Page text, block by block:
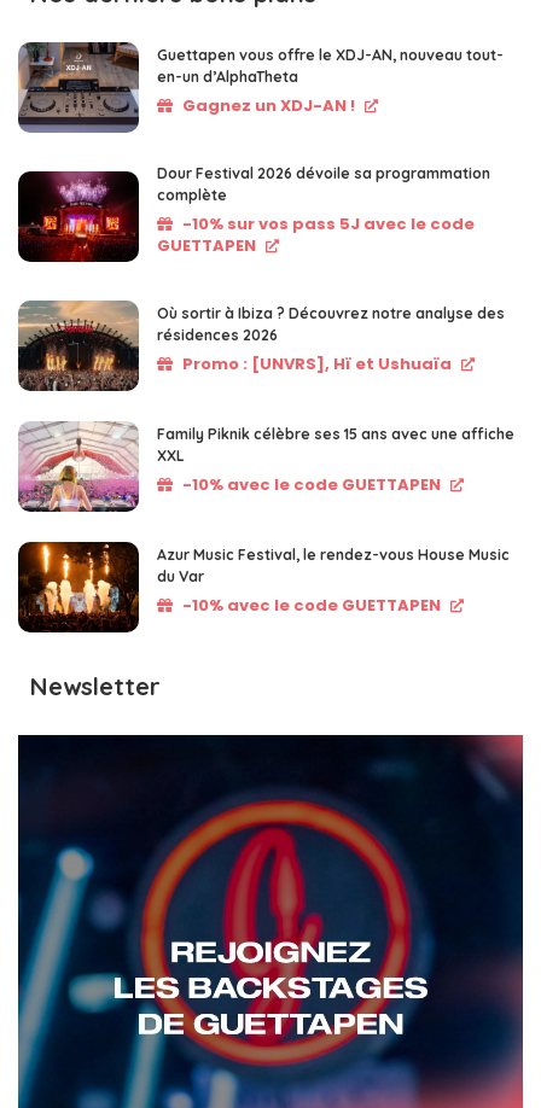
Guettapen vous offre le XDJ-AN, nouveau tout-
en-un d’AlphaTheta
Gagnez un XDJ-AN !
Dour Festival 2026 dévoile sa programmation
complète
-10% sur vos pass 5J avec le code
GUETTAPEN
Où sortir à Ibiza ? Découvrez notre analyse des
résidences 2026
Promo : [UNVRS], Hï et Ushuaïa
Family Piknik célèbre ses 15 ans avec une affiche
XXL
-10% avec le code GUETTAPEN
Azur Music Festival, le rendez-vous House Music
du Var
-10% avec le code GUETTAPEN
Newsletter